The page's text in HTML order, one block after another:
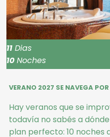
Dias
10Noches
VERANO 2027 SE NAVEGA POR
Hay veranos que se
todavía no sabés a dónde
plan perfecto: 10 noches